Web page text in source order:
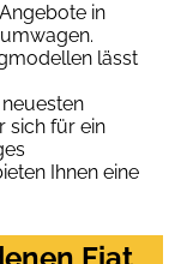
in
lässt
sich für ein
Ihnen eine